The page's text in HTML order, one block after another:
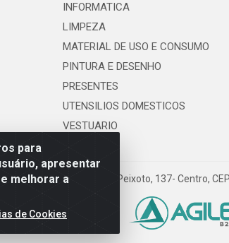
para
apresentar
melhorar a
de Cookies
INFORMATICA
LIMPEZA
MATERIAL DE USO E CONSUMO
PINTURA E DESENHO
PRESENTES
UTENSILIOS DOMESTICOS
VESTUARIO
LTDA - Rua Floriano Peixoto, 137- Centro,